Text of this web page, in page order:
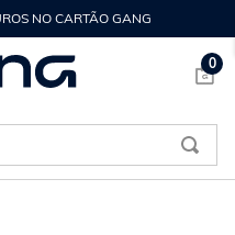
NO CARTÃO GANG
0